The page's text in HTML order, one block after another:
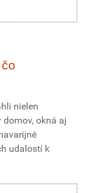
nielen
okná aj
udalostí k